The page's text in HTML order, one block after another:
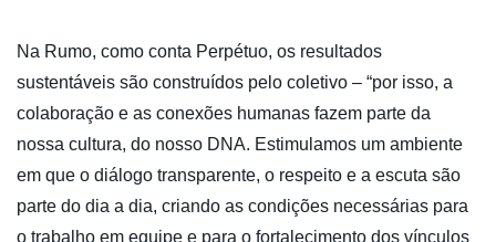
Na Rumo, como conta Perpétuo, os resultados
sustentáveis são construídos pelo coletivo – “por isso, a
colaboração e as conexões humanas fazem parte da
nossa cultura, do nosso DNA. Estimulamos um ambiente
em que o diálogo transparente, o respeito e a escuta são
parte do dia a dia, criando as condições necessárias para
o trabalho em equipe e para o fortalecimento dos vínculos